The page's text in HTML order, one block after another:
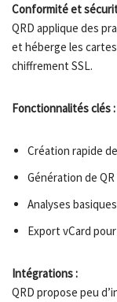
Conformité et
QRD applique des
et héberge les
chiffrement SSL.
Fonctionnalités clés :
Création rapide
Génération de
Analyses
Export vCard
Intégrations :
QRD propose peu